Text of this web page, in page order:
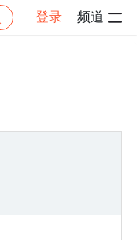
登录 频道